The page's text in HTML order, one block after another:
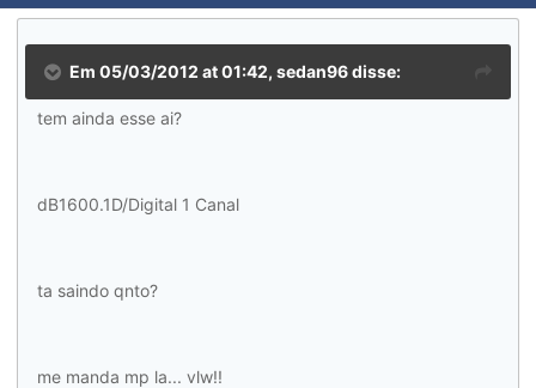
Em 05/03/2012 at 01:42, sedan96 disse:
tem ainda esse ai?
dB1600.1D/Digital 1 Canal
ta saindo qnto?
me manda mp la... vlw!!